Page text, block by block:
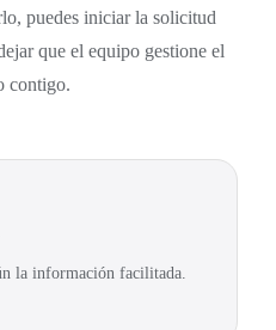
puedes iniciar la solicitud
que el equipo gestione el
contigo.
la información facilitada.